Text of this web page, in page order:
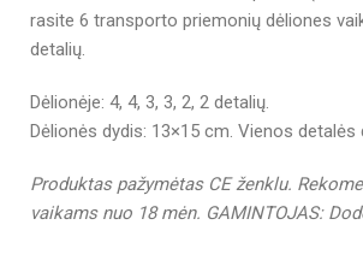
rasite 6 transporto priemonių dėliones
detalių.
Dėlionėje: 4, 4, 3, 3, 2, 2 detalių.
Dėlionės dydis: 13×15 cm. Vienos detalės
Produktas pažymėtas CE ženklu.
vaikams nuo 18 mėn. GAMINTOJAS: